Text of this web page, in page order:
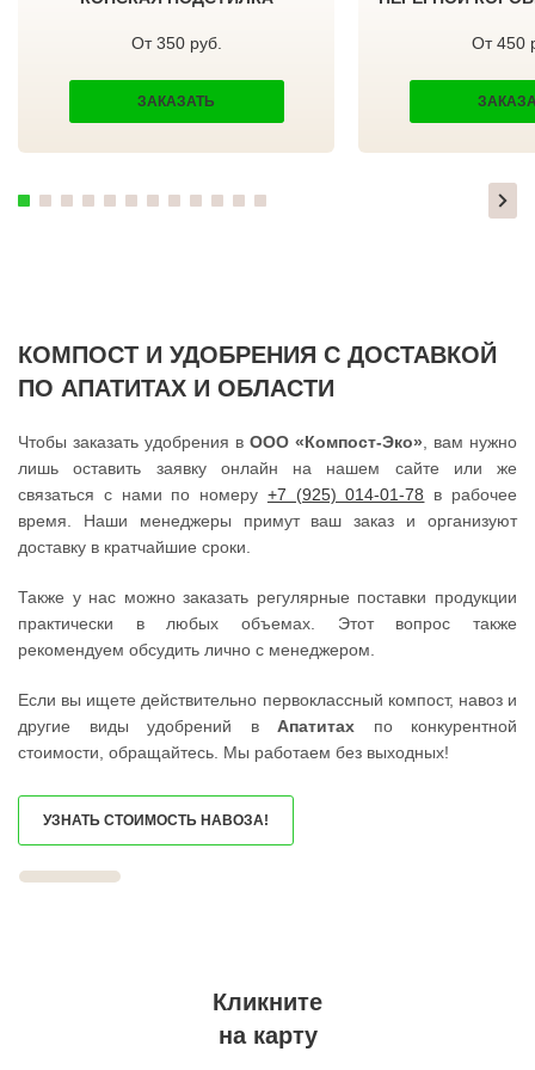
УВАРОВКА
УСПЕНСКОЕ
ХОТЬКОВО
ЧЕРЕПОВО
ЧЕРКИЗОВО
ЧЕРНОЕ
ЧЕХОВ
ШАРАПОВО
ШАТУРТОРФ
ШАХОВСКАЯ
ШИШКИН ЛЕС
ЩЕЛКОВО
ЩЕРБИНКА
ЭЛЕКТРОГОРСК
ЭЛЕКТРОИЗОЛЯТОР
ЭЛЕКТРОУГЛИ
ЮБИЛЕЙНЫЙ
ЮПИТЕР
ЯКОВЛЕВСКОЕ
АНАПА
ЕКАТЕРИНБУРГ
ВОРОНЕЖ
КРАСНОКАМСК
ИШИМБАЙ
БИРОБИДЖАН
ШАРЫПОВО
КУЙБЫШЕВ
РОСЛАВЛЬ
ЗАВОДОУКОВСК
ДЮРТЮЛИ
ЧАПЛЫГИН
МОНЧЕГОРСК
БЕЛИНСКИЙ
ПОХВИСТНЕВО
МЕГИОН
ТОПКИ
ДМИТРОВСК
МАРКС
КОНДРОВО
ТАШТАГОЛ
УСИНСК
От 350 руб.
ЗАКАЗАТЬ
От 450
КОМПОСТ И УДОБРЕНИЯ С ДОСТАВКОЙ
ПО АПАТИТАХ И ОБЛАСТИ
Чтобы заказать удобрения в ООО «Компост-Эко», вам нужно
лишь оставить заявку онлайн на нашем сайте или же
связаться с нами по номеру +7 (925) 014-01-78 в рабочее
время. Наши менеджеры примут ваш заказ и организуют
доставку в кратчайшие сроки.
Также у нас можно заказать регулярные поставки продукции
практически в любых объемах. Этот вопрос также
рекомендуем обсудить лично с менеджером.
Если вы ищете действительно первоклассный компост, навоз и
другие виды удобрений в Апатитах по конкурентной
стоимости, обращайтесь. Мы работаем без выходных!
УЗНАТЬ СТОИМОСТЬ НАВОЗА!
Кликните
на карту